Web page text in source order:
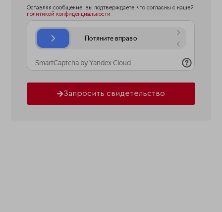
Оставляя сообщение, вы подтверждаете, что согласны с нашей
политикой конфиденциальности
Запросить свидетельство